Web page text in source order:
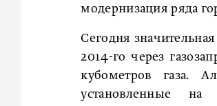
модернизация ряда
Сегодня значительная
2014-го через
кубометров газа.
установленные